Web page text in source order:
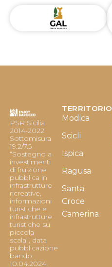
PSR Sicilia
2014-2022
Sottomisura
19.2/7.5
“Sostegno a
investimenti
di fruizione
pubblica in
infrastrutture
ricreative,
informazioni
turistiche e
infrastrutture
turistiche su
piccola
scala”, data
pubblicazione
bando
10.04.2024.
TERRITORIO
Modica
Scicli
Ispica
Ragusa
Santa
Croce
Camerina